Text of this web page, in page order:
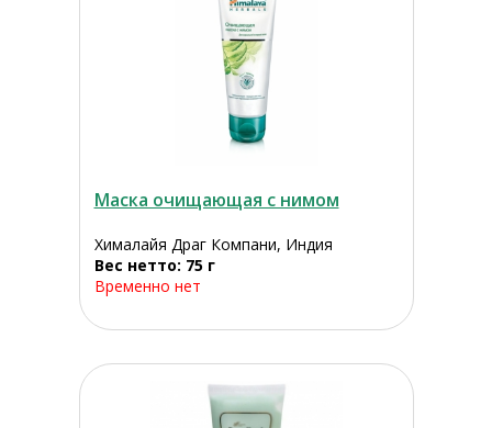
Маска очищающая с нимом
Хималайя Драг Компани, Индия
Вес нетто: 75 г
Временно нет